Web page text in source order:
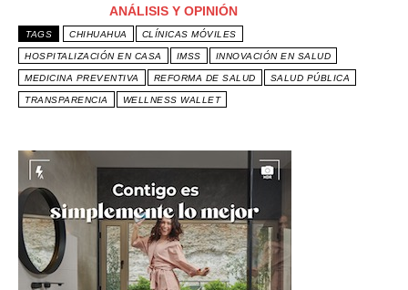
ANÁLISIS Y OPINIÓN
TAGS CHIHUAHUA CLÍNICAS MÓVILES
HOSPITALIZACIÓN EN CASA IMSS INNOVACIÓN EN SALUD
MEDICINA PREVENTIVA REFORMA DE SALUD SALUD PÚBLICA
TRANSPARENCIA WELLNESS WALLET